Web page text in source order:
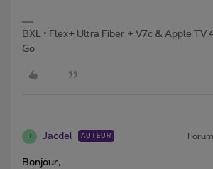
BXL • Flex+ Ultra Fiber + V7c & Apple TV
Go
Jacdel AUTEUR
Bonjour,